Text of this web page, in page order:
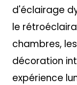
d'éclairage
le
chambres,
décoration
expérience